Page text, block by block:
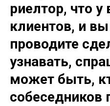
риелтор, что у
клиентов, и
проводите
узнавать,
может быть,
собеседников